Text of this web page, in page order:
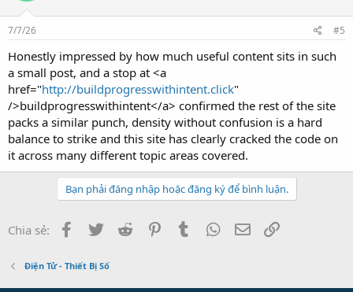
7/7/26 #5
Honestly impressed by how much useful content sits in such
a small post, and a stop at <a
href="http://buildprogresswithintent.click"
/>buildprogresswithintent</a> confirmed the rest of the site
packs a similar punch, density without confusion is a hard
balance to strike and this site has clearly cracked the code on
it across many different topic areas covered.
Bạn phải đăng nhập hoặc đăng ký để bình luận.
Chia sẻ: Facebook
Twitter Reddit PinterestTumblr WhatsApp
Email
Điện Tử - Thiết Bị Số